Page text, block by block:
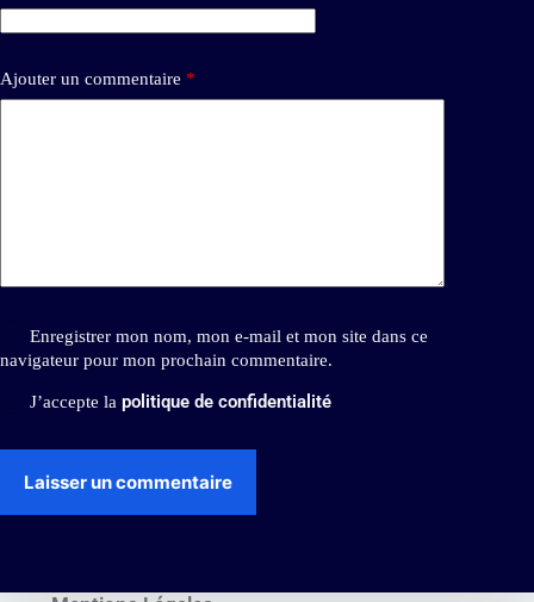
Ajouter un commentaire *
Enregistrer mon nom, mon e-mail et mon site dans ce
navigateur pour mon prochain commentaire.
J’accepte lapolitique de confidentialité
Laisser un commentaire